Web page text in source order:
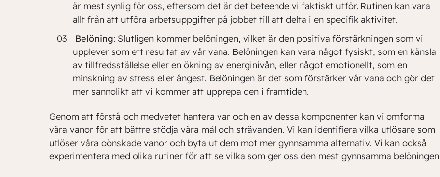
är mest synlig för oss, eftersom det är det beteende vi faktiskt utför. Rutinen kan vara
allt från att utföra arbetsuppgifter på jobbet till att delta i en specifik aktivitet.
Belöning: Slutligen kommer belöningen, vilket är den positiva förstärkningen som vi
upplever som ett resultat av vår vana. Belöningen kan vara något fysiskt, som en känsla
av tillfredsställelse eller en ökning av energinivån, eller något emotionellt, som en
minskning av stress eller ångest. Belöningen är det som förstärker vår vana och gör det
mer sannolikt att vi kommer att upprepa den i framtiden.
Genom att förstå och medvetet hantera var och en av dessa komponenter kan vi omforma
våra vanor för att bättre stödja våra mål och strävanden. Vi kan identifiera vilka utlösare som
utlöser våra oönskade vanor och byta ut dem mot mer gynnsamma alternativ. Vi kan också
experimentera med olika rutiner för att se vilka som ger oss den mest gynnsamma